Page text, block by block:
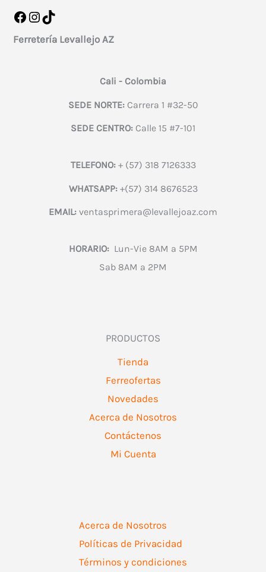
Facebook
Instagram
TikTok
Ferretería Levallejo AZ
Cali - Colombia
SEDE NORTE:Carrera 1 #32-50
SEDE CENTRO: Calle 15 #7-101
TELEFONO:+ (57) 318 7126333
WHATSAPP:+(57) 314 8676523
EMAIL: ventasprimera@levallejoaz.com
HORARIO:Lun-Vie 8AM a 5PM
Sab 8AM a 2PM
PRODUCTOS
Tienda
Ferreofertas
Novedades
Acerca de Nosotros
Contáctenos
Mi Cuenta
Acerca de Nosotros
Políticas de Privacidad
Términos y condiciones